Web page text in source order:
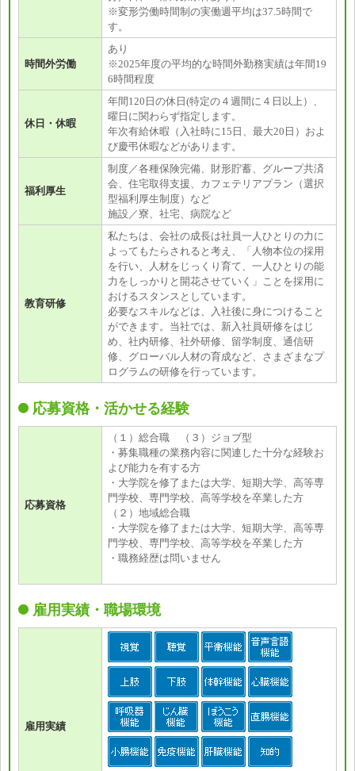
※変形労働時間制の実働週平均は37.5時間で
す。
時間外労働
あり
※2025年度の平均的な時間外勤務実績は年間19
6時間程度
休日・休暇
年間120日の休日(特定の４週間に４日以上）、
曜日に関わらず指定します。
年次有給休暇（入社時に15日、最大20日）およ
び慶弔休暇などがあります。
福利厚生
制度／各種保険完備、財形貯蓄、グループ共済
会、住宅取得支援、カフェテリアプラン（選択
型福利厚生制度）など
施設／寮、社宅、病院など
教育研修
私たちは、会社の成長は社員一人ひとりの力に
よってもたらされると考え、「人物本位の採用
を行い、人材をじっくり育て、一人ひとりの能
力をしっかりと開花させていく」ことを採用に
おけるスタンスとしています。
必要なスキルなどは、入社後に身につけること
ができます。当社では、新入社員研修をはじ
め、社内研修、社外研修、留学制度、通信研
修、グローバル人材の育成など、さまざまなプ
ログラムの研修を行っています。
応募資格・活かせる経験
応募資格
（１）総合職 （３）ジョブ型
・募集職種の業務内容に関連した十分な経験お
よび能力を有する方
・大学院を修了または大学、短期大学、高等専
門学校、専門学校、高等学校を卒業した方
（２）地域総合職
・大学院を修了または大学、短期大学、高等専
門学校、専門学校、高等学校を卒業した方
・職務経歴は問いません
雇用実績・職場環境
雇用実績